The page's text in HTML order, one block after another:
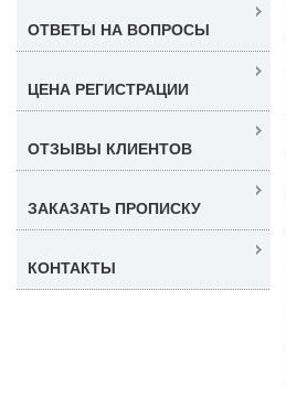
ОТВЕТЫ НА ВОПРОСЫ
ЦЕНА РЕГИСТРАЦИИ
ОТЗЫВЫ КЛИЕНТОВ
ЗАКАЗАТЬ ПРОПИСКУ
КОНТАКТЫ